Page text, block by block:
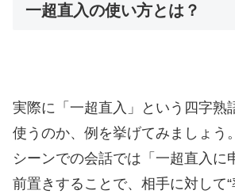
一超直入の使い方とは？
実際に「一超直入」という四字熟
使うのか、例を挙げてみましょう
シーンでの会話では「一超直入に
前置きすることで、相手に対して